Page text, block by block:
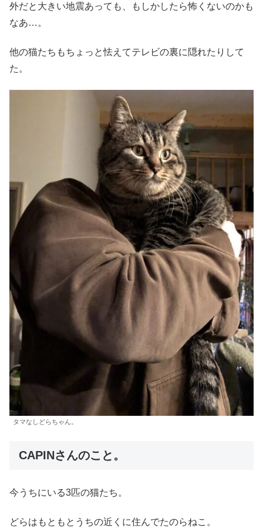
外だと大きい地震あっても、もしかしたら怖くないのかも
なあ…。
他の猫たちもちょっと怯えてテレビの裏に隠れたりして
た。
タマなしどらちゃん。
CAPINさんのこと。
今うちにいる3匹の猫たち。
どらはもともとうちの近くに住んでたのらねこ。